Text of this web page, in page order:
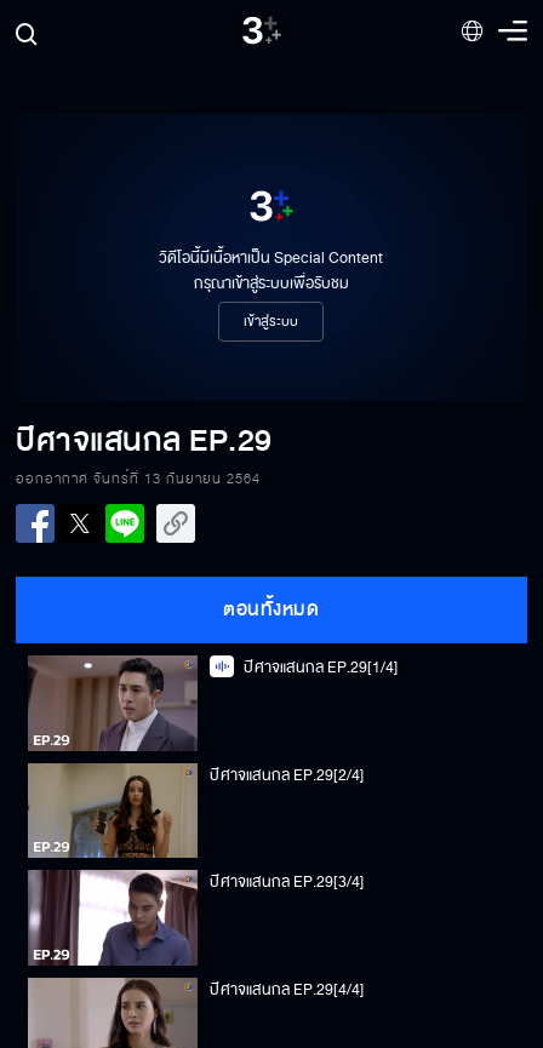
วิดีโอนี้มีเนื้อหาเป็น Special Content
กรุณาเข้าสู่ระบบเพื่อรับชม
เข้าสู่ระบบ
ปีศาจแสนกล EP.29
ออกอากาศ จันทร์ที่ 13 กันยายน 2564
ตอนทั้งหมด
ปีศาจแสนกล EP.29[1/4]
ปีศาจแสนกล EP.29[2/4]
ปีศาจแสนกล EP.29[3/4]
ปีศาจแสนกล EP.29[4/4]